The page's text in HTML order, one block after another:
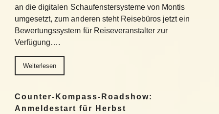
an die digitalen Schaufenstersysteme von Montis
umgesetzt, zum anderen steht Reisebüros jetzt ein
Bewertungssystem für Reiseveranstalter zur
Verfügung….
Weiterlesen
Counter-Kompass-Roadshow:
Anmeldestart für Herbst